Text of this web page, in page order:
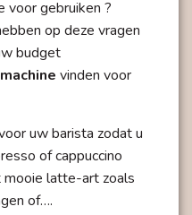
voor gebruiken ?
op deze vragen
budget
vinden voor
uwbarista zodat u
of cappuccino
mooie latte-art zoals
of….